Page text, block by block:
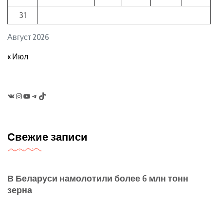
Август 2026
31
« Июл
Instagram
YouTubeTelegram
TikTok
Свежие записи
В Беларуси намолотили более 6 млн тонн
зерна